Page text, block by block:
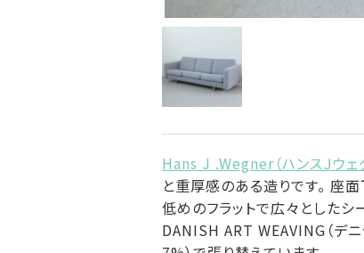
Hans J .Wegner（ハンスＪウェ
と重厚感のある造りです。 座
低めのフラットで広々としたシ
DANISH ART WEAVING（デ